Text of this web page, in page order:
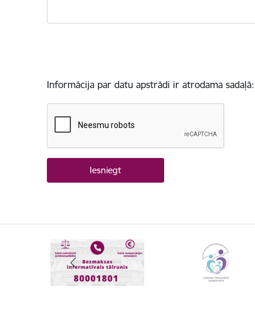
Informācija par datu apstrādi ir atrodama sadaļā: